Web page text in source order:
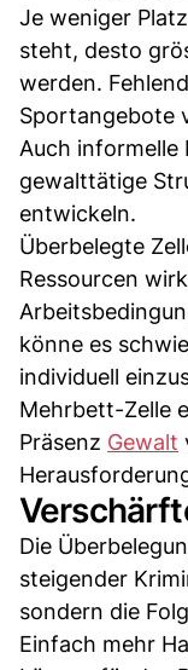
Je weniger
steht, desto
werden.
Sportangebote
Auch informelle
gewalttätige
entwickeln.
Überbelegte
Ressourcen
könne es
individuell
Mehrbett-Zelle
Präsenz Gewalt
Die
steigender
sondern die
Einfach mehr